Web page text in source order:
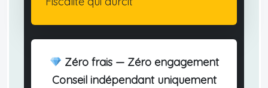
Zéro frais — Zéro engagement
Conseil indépendant uniquement